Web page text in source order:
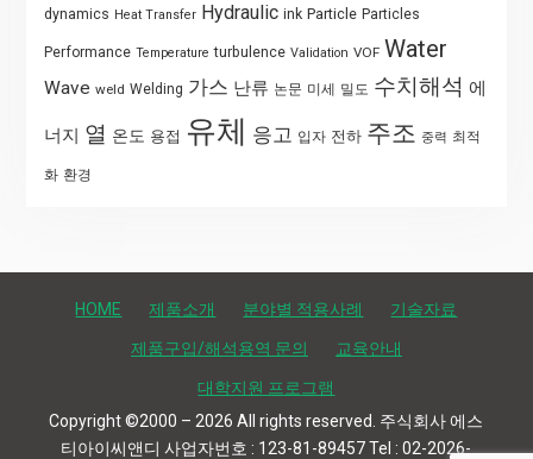
dynamics Heat Transfer Hydraulic ink Particle Particles
Performance Temperature turbulence Validation VOF Water
Wave weld Welding 가스 난류 논문 미세 밀도 수치해석 에
너지 열 온도 용접 유체 응고 입자 전하 주조 중력 최적
화 환경
HOME 제품소개 분야별 적용사례 기술자료
제품구입/해석용역 문의 교육안내
대학지원 프로그램
Copyright ©2000 – 2026 All rights reserved. 주식회사 에스
티아이씨앤디 사업자번호 : 123-81-89457 Tel : 02-2026-